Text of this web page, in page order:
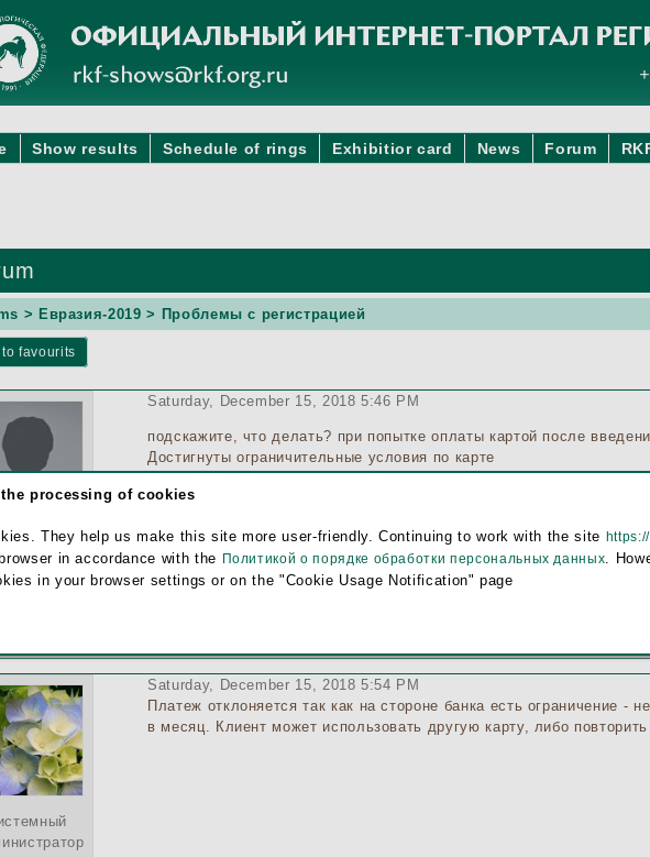
Show results Schedule of rings Exhibitior card News Forum
> Евразия-2019 > Проблемы с регистрацией
to favourits
Софья
Saturday, December 15, 2018 5:46 PM
подскажите, что делать? при попытке оплаты картой после
Достигнуты ограничительные условия по карте
звонила в свой банк, оператор подтвердил, что с моей картой все в
сегодня оплатила 3 заявки, а по 4 заявке вот такое сообщение
Saturday, December 15, 2018 5:54 PM
Платеж отклоняется так как на стороне банка есть ограничение -
в месяц. Клиент может использовать другую карту, либо
processing of cookies
They help us make this site more user-friendly. Continuing to work with the site
in accordance with the Политикой о порядке обработки персональных данных.
in your browser settings or on the "Cookie Usage Notification" page